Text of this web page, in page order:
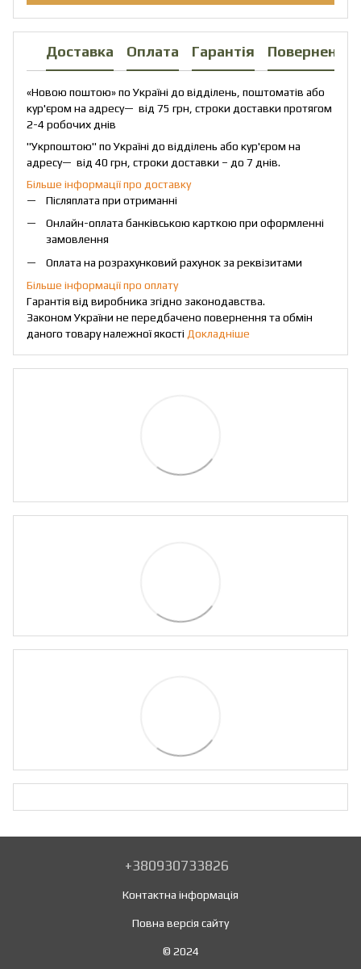
Доставка Оплата Гарантія Повернення
«Новою поштою» по Україні до відділень, поштоматів або
кур'єром на адресу— від 75 грн, строки доставки протягом
2-4 робочих днів
"Укрпоштою" по Україні до відділень або кур'єром на
адресу— від 40 грн, строки доставки – до 7 днів.
Більше інформації про доставку
Післяплата при отриманні
Онлайн-оплата банківською карткою при оформленні
замовлення
Оплата на розрахунковий рахунок за реквізитами
Більше інформації про оплату
Гарантія від виробника згідно законодавства.
Законом України не передбачено повернення та обмін
даного товару належної якості Докладніше
+380930733826
Контактна інформація
Повна версія сайту
© 2024